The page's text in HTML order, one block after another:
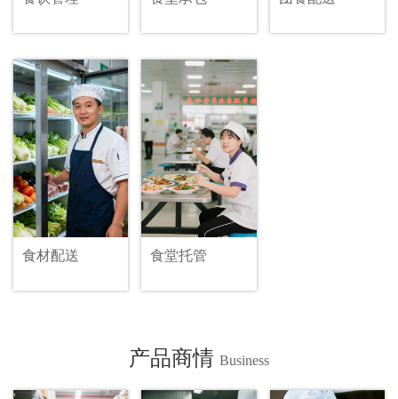
食材配送 食堂托管
产品商情 Business